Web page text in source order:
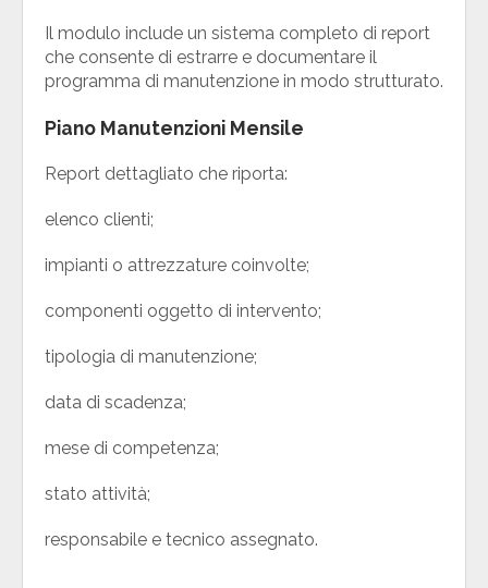
Il modulo include un sistema completo di report
che consente di estrarre e documentare il
programma di manutenzione in modo strutturato.
Piano Manutenzioni Mensile
Report dettagliato che riporta:
elenco clienti;
impianti o attrezzature coinvolte;
componenti oggetto di intervento;
tipologia di manutenzione;
data di scadenza;
mese di competenza;
stato attività;
responsabile e tecnico assegnato.